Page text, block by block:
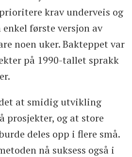
krav underveis og
første versjon av
noen uker. Bakteppet var
på 1990-tallet sprakk
at smidig utvikling
prosjekter, og at store
deles opp i flere små.
nå suksess også i